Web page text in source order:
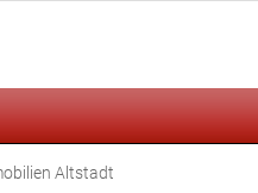
Altstadt